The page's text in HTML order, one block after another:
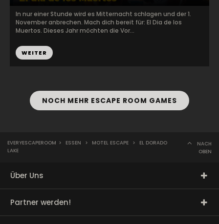
In nur einer Stunde wird es Mitternacht schlagen und der 1.
November anbrechen. Mach dich bereit für: El Dia de los
Muertos. Dieses Jahr möchten die Vor...
WEITER
NOCH MEHR ESCAPE ROOM GAMES
EVERYESCAPEROOM > ESSEN > MOTEL ESCAPE >
EL DORADO
LAKE
NACH
OBEN
Über Uns
Partner werden!